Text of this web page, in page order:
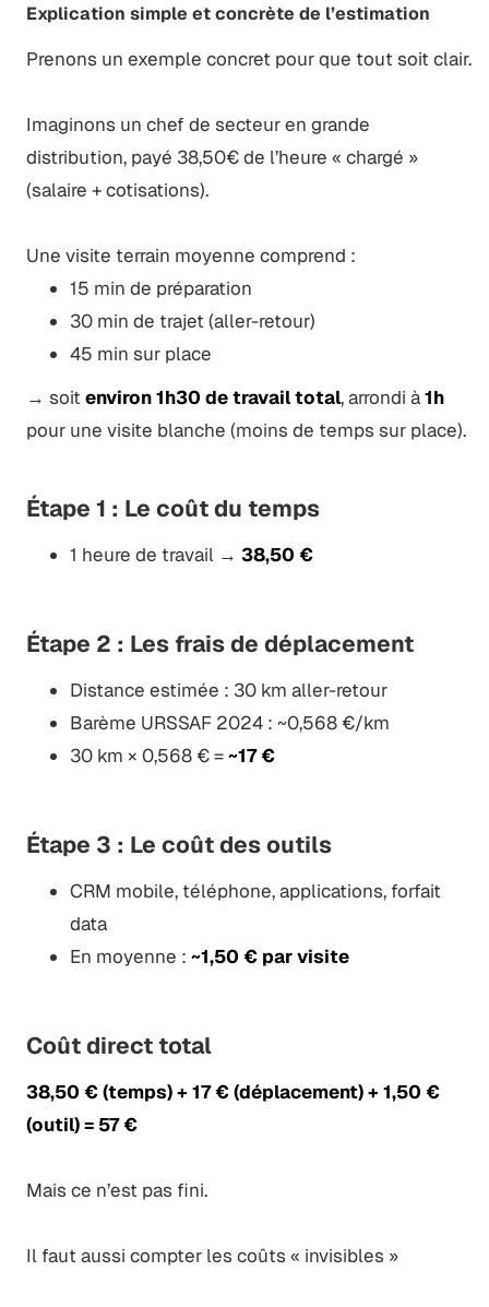
Explication simple et concrète de l’estimation
Prenons un exemple concret pour que tout soit clair.
Imaginons un chef de secteur en grande
distribution, payé 38,50€ de l’heure « chargé »
(salaire + cotisations).
Une visite terrain moyenne comprend :
15 min de préparation
30 min de trajet (aller-retour)
45 min sur place
→ soit environ 1h30 de travail total, arrondi à1h
pour une visite blanche (moins de temps sur place).
Étape 1 : Le coût du temps
1 heure de travail → 38,50 €
Étape 2 : Les frais de déplacement
Distance estimée : 30 km aller-retour
Barème URSSAF 2024 : ~0,568 €/km
30 km × 0,568 € =~17 €
Étape 3 : Le coût des outils
CRM mobile, téléphone, applications, forfait
data
En moyenne : ~1,50 € par visite
Coût direct total
38,50 € (temps) + 17 € (déplacement) + 1,50 €
(outil) = 57 €
Mais ce n’est pas fini.
Il faut aussi compter les coûts « invisibles »